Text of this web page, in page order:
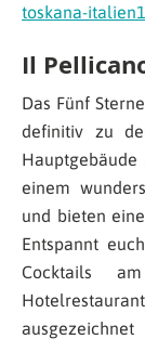
Il
Das Fünf Sterne
definitiv zu
Hauptgebäude
einem
und bieten
Entspannt
Cocktails